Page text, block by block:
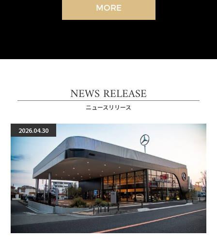
MORE
NEWS RELEASE
ニュースリリース
2026.04.30